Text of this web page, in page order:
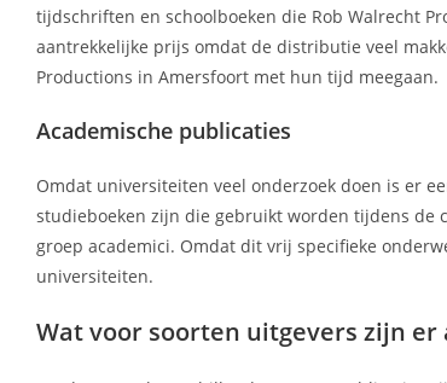
tijdschriften en schoolboeken die Rob Walrecht
aantrekkelijke prijs omdat de distributie veel
Productions in Amersfoort met hun tijd meegaan.
Academische publicaties
Omdat universiteiten veel onderzoek doen is er
studieboeken zijn die gebruikt worden tijdens de
groep academici. Omdat dit vrij specifieke
universiteiten.
Wat voor soorten uitgevers zijn er